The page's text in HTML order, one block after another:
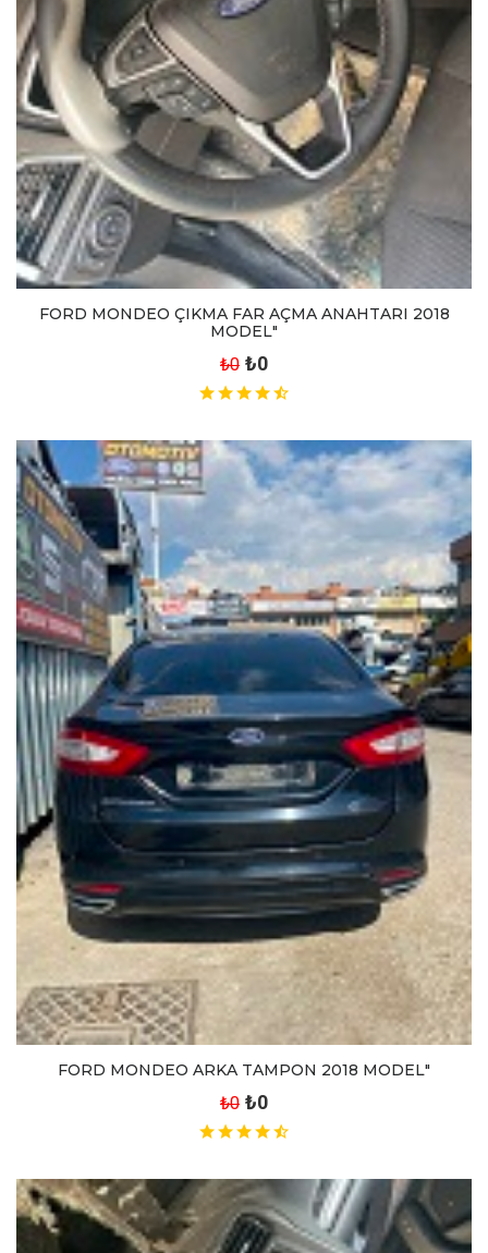
FORD MONDEO ÇIKMA FAR AÇMA ANAHTARI 2018
MODEL"
₺0 ₺0
FORD MONDEO ARKA TAMPON 2018 MODEL"
₺0 ₺0